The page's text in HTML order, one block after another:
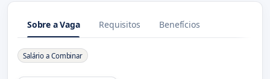
Sobre a Vaga Requisitos Benefícios
Sobre a Vaga
Salário a Combinar